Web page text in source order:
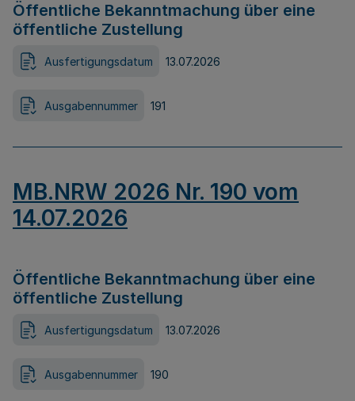
Öffentliche Bekanntmachung über eine
öffentliche Zustellung
Ausfertigungsdatum 13.07.2026
Ausgabennummer 191
MB.NRW 2026 Nr. 190 vom
14.07.2026
Öffentliche Bekanntmachung über eine
öffentliche Zustellung
Ausfertigungsdatum 13.07.2026
Ausgabennummer 190